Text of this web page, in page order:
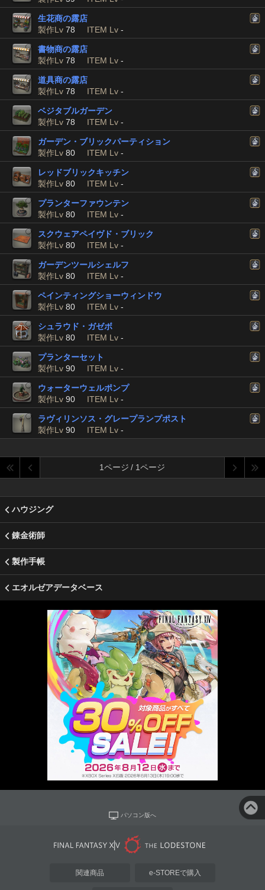
生花商の露店
製作Lv 78 ITEM Lv -
書物商の露店
製作Lv 78 ITEM Lv -
道具商の露店
製作Lv 78 ITEM Lv -
ベジタブルガーデン
製作Lv 78 ITEM Lv -
ガーデン・ブリックパーティション
製作Lv 80 ITEM Lv -
レッドブリックキッチン
製作Lv 80 ITEM Lv -
プランターファウンテン
製作Lv 80 ITEM Lv -
スクウェアペイヴド・ブリック
製作Lv 80 ITEM Lv -
ガーデンツールシェルフ
製作Lv 80 ITEM Lv -
ペインティングショーウィンドウ
製作Lv 80 ITEM Lv -
シュラウド・ガゼボ
製作Lv 80 ITEM Lv -
プランターセット
製作Lv 90 ITEM Lv -
ウォーターウェルポンプ
製作Lv 90 ITEM Lv -
ラヴィリンソス・グレープランプポスト
製作Lv 90 ITEM Lv -
1ページ / 1ページ
ハウジング
錬金術師
製作手帳
エオルゼアデータベース
パソコン版へ
関連商品 e-STOREで購入